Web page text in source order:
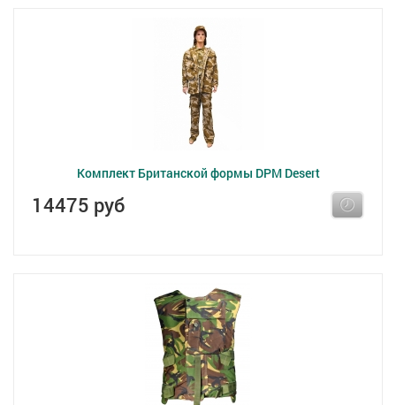
Комплект Британской формы DPM Desert
14475 руб